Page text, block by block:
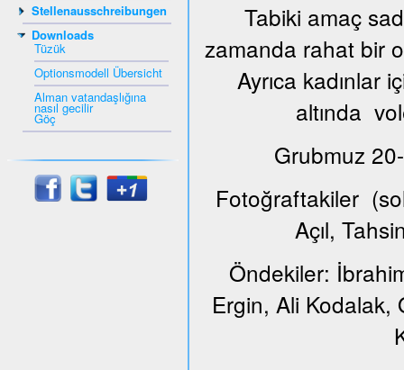
Stellenausschreibungen
Downloads
Tüzük
Optionsmodell Übersicht
Alman vatandaşlığına
nasıl gecilir
Göç
Tabiki amaç
zamanda rahat bir
Ayrıca kadınlar
altında
Grubmuz
Fotoğraftakiler
Açıl,
Öndekiler:
Ergin, Ali Kodalak,